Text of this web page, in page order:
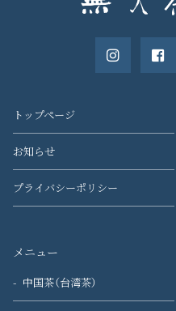
トップページ
お知らせ
プライバシーポリシー
メニュー
中国茶（台湾茶）